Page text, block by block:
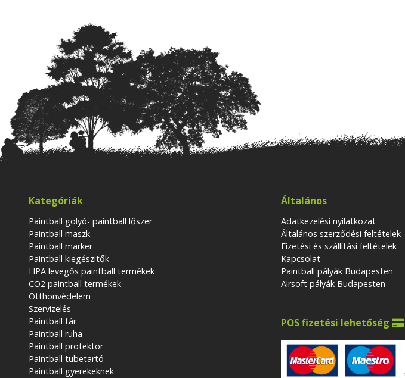
Kategóriák
Paintball golyó- paintball lőszer
Paintball maszk
Paintball marker
Paintball kiegészitők
HPA levegős paintball termékek
CO2 paintball termékek
Otthonvédelem
Szervizelés
Paintball tár
Paintball ruha
Paintball protektor
Paintball tubetartó
Paintball gyerekeknek
Általános
Adatkezelési nyilatkozat
Általános szerződési feltételek
Fizetési és szállítási feltételek
Kapcsolat
Paintball pályák Budapesten
Airsoft pályák Budapesten
POS fizetési lehetőség